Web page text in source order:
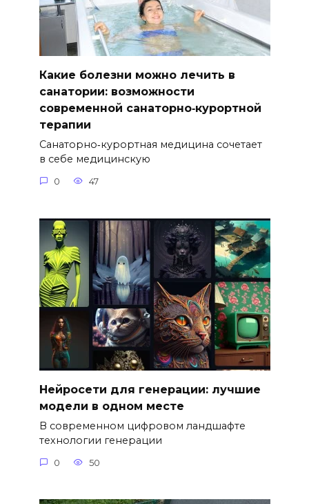
Какие болезни можно лечить в
санатории: возможности
современной санаторно‑курортной
терапии
Санаторно‑курортная медицина сочетает
в себе медицинскую
0 47
Нейросети для генерации: лучшие
модели в одном месте
В современном цифровом ландшафте
технологии генерации
0 50